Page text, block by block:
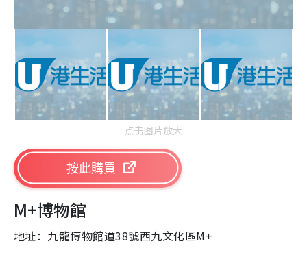
点击图片放大
按此購買
M+博物館
地址：九龍博物館道38號西九文化區M+